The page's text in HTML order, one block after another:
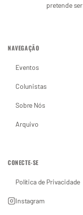
pretende
NAVEGAÇÃO
Eventos
Colunistas
Sobre Nós
Arquivo
CONECTE-SE
Política de Privacidade
Instagram